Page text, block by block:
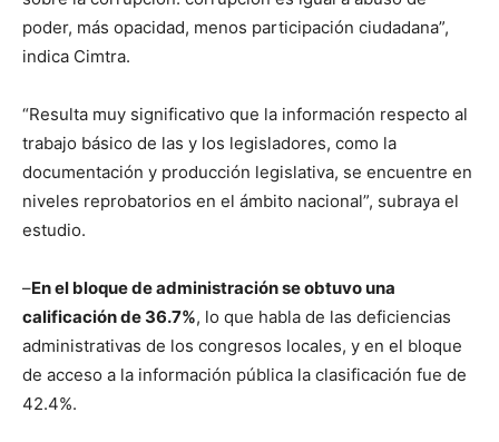
poder, más opacidad, menos participación ciudadana”,
indica Cimtra.
“Resulta muy significativo que la información respecto al
trabajo básico de las y los legisladores, como la
documentación y producción legislativa, se encuentre en
niveles reprobatorios en el ámbito nacional”, subraya el
estudio.
–En el bloque de administración se obtuvo una
calificación de 36.7%, lo que habla de las deficiencias
administrativas de los congresos locales, y en el bloque
de acceso a la información pública la clasificación fue de
42.4%.